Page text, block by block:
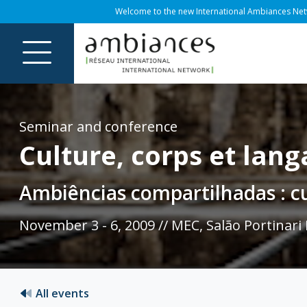
Welcome to the new International Ambiances
Seminar and conference
Culture, corps et
Ambiências compartilhadas :
November 3 - 6, 2009 // MEC, Salão Portinari
All events